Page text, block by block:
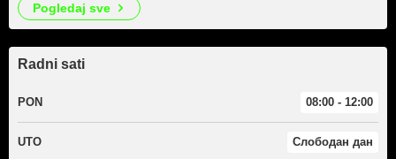
pogledaj sve
Radni sati
PON 08:00 - 12:00
UTO Слободан дан